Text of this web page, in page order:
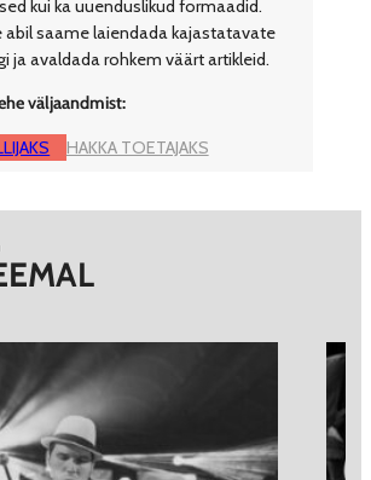
kui ka uuenduslikud formaadid.
saame laiendada kajastatavate
ja avaldada rohkem väärt artikleid.
väljaandmist:
HAKKA TOETAJAKS